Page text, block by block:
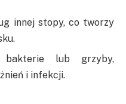
innej stopy, co tworzy
bakterie lub grzyby,
i infekcji.